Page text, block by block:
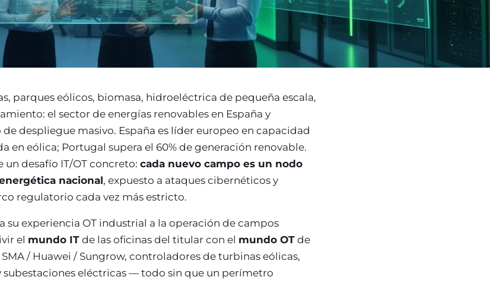
Educación y formación
Universidades, academias,
RGPD reforzado por menores
Multinacionales ES / PT
parques eólicos, biomasa, hidroeléctrica de pequeña escala,
el sector de energías renovables en España y
despliegue masivo. España es líder europeo en capacidad
en eólica; Portugal supera el 60% de generación renovable.
un desafío IT/OT concreto: cada nuevo campo es un nodo
nacional, expuesto a ataques cibernéticos y
regulatorio cada vez más estricto.
su experiencia OT industrial a la operación de campos
el mundo IT de las oficinas del titular con el mundo OT de
SMA / Huawei / Sungrow, controladores de turbinas eólicas,
subestaciones eléctricas — todo sin que un perímetro